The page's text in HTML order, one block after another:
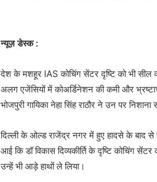
न्यूज़ डेस्क :
देश के मशहूर IAS कोचिंग सेंटर दृष्टि को भी सील
अलग एजेंसियों में कोअर्डिनेशन की कमी और
भोजपुरी गायिका नेहा सिंह राठौर ने उन पर
दिल्ली के ओल्ड राजेंद्र नगर में हुए हादसे के बाद से
आई कि डॉ विकास दिव्यकीर्ति के दृष्टि कोचिंग सेंटर
उन्हें भी आड़े हाथों ले लिया।